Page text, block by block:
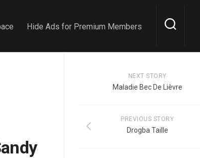
Hide Ads for Premium Members
NEXT STORY
Maladie Bec De Lièvre
PREVIOUS STORY
Drogba Taille